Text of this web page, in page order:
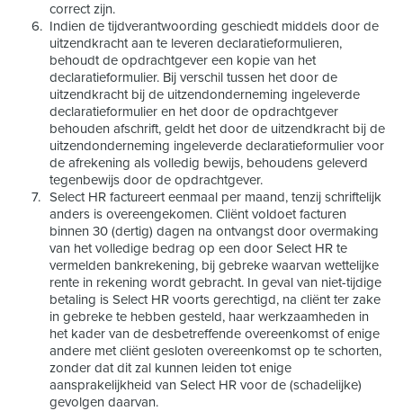
correct zijn.
Indien de tijdverantwoording geschiedt middels door de
uitzendkracht aan te leveren declaratieformulieren,
behoudt de opdrachtgever een kopie van het
declaratieformulier. Bij verschil tussen het door de
uitzendkracht bij de uitzendonderneming ingeleverde
declaratieformulier en het door de opdrachtgever
behouden afschrift, geldt het door de uitzendkracht bij de
uitzendonderneming ingeleverde declaratieformulier voor
de afrekening als volledig bewijs, behoudens geleverd
tegenbewijs door de opdrachtgever.
Select HR factureert eenmaal per maand, tenzij schriftelijk
anders is overeengekomen. Cliënt voldoet facturen
binnen 30 (dertig) dagen na ontvangst door overmaking
van het volledige bedrag op een door Select HR te
vermelden bankrekening, bij gebreke waarvan wettelijke
rente in rekening wordt gebracht. In geval van niet-tijdige
betaling is Select HR voorts gerechtigd, na cliënt ter zake
in gebreke te hebben gesteld, haar werkzaamheden in
het kader van de desbetreffende overeenkomst of enige
andere met cliënt gesloten overeenkomst op te schorten,
zonder dat dit zal kunnen leiden tot enige
aansprakelijkheid van Select HR voor de (schadelijke)
gevolgen daarvan.